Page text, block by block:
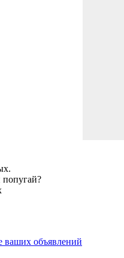
ваших объявлений